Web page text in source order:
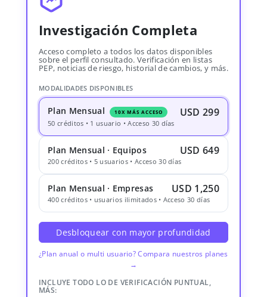
Investigación Completa
Acceso completo a todos los datos disponibles
sobre el perfil consultado. Verificación en listas
PEP, noticias de riesgo, historial de cambios, y más.
MODALIDADES DISPONIBLES
Plan Mensual 10X MÁS ACCESO USD 299
50 créditos • 1 usuario • Acceso 30 días
Plan Mensual · Equipos USD 649
200 créditos • 5 usuarios • Acceso 30 días
Plan Mensual · Empresas USD 1,250
400 créditos • usuarios ilimitados • Acceso 30 días
Desbloquear con mayor profundidad
¿Plan anual o multi usuario? Compara nuestros planes
→
INCLUYE TODO LO DE VERIFICACIÓN PUNTUAL,
MÁS: